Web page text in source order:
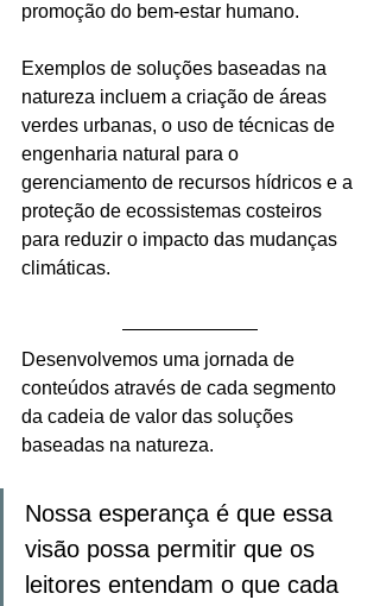
promoção do bem-estar humano.
Exemplos de soluções baseadas na
natureza incluem a criação de áreas
verdes urbanas, o uso de técnicas de
engenharia natural para o
gerenciamento de recursos hídricos e a
proteção de ecossistemas costeiros
para reduzir o impacto das mudanças
climáticas.
Desenvolvemos uma jornada de
conteúdos através de cada segmento
da cadeia de valor das soluções
baseadas na natureza.
Nossa esperança é que essa
visão possa permitir que os
leitores entendam o que cada